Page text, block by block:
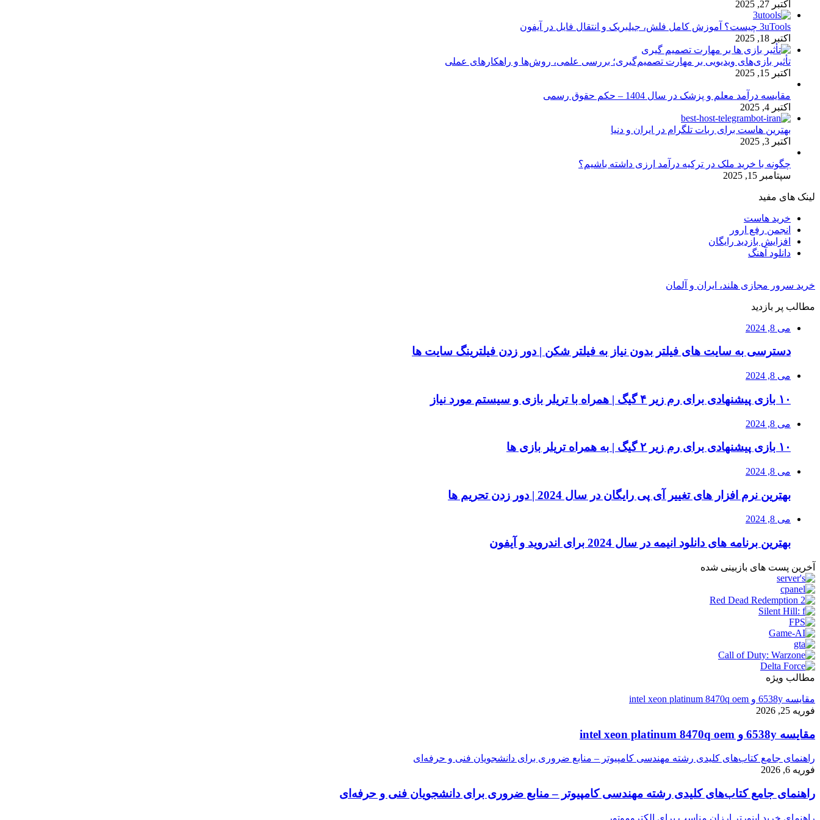
اکتبر 27, 2025
3uTools چیست؟ آموزش کامل فلش، جیلبریک و انتقال فایل در آیفون
اکتبر 18, 2025
تأثیر بازی‌های ویدیویی بر مهارت تصمیم‌گیری؛ بررسی علمی، روش‌ها و راهکارهای عملی
اکتبر 15, 2025
مقایسه درآمد معلم و پزشک در سال 1404 – حکم حقوق رسمی
اکتبر 4, 2025
بهترین هاست برای ربات تلگرام در ایران و دنیا
اکتبر 3, 2025
چگونه با خرید ملک در ترکیه درآمد ارزی داشته باشیم؟
سپتامبر 15, 2025
لینک های مفید
خرید هاست
انجمن رفع ارور
افزایش بازدید رایگان
دانلود آهنگ
خرید سرور مجازی هلند، ایران و آلمان
مطالب پر بازدید
می 8, 2024
دسترسی به سایت های فیلتر بدون نیاز به فیلتر شکن | دور زدن فیلترینگ سایت ها
می 8, 2024
۱۰ بازی پیشنهادی برای رم زیر ۴ گیگ | همراه با تریلر بازی و سیستم مورد نیاز
می 8, 2024
۱۰ بازی پیشنهادی برای رم زیر ۲ گیگ | به همراه تریلر بازی ها
می 8, 2024
بهترین نرم افزار های تغییر آی پی رایگان در سال 2024 | دور زدن تحریم ها
می 8, 2024
بهترین برنامه های دانلود انیمه در سال 2024 برای اندروید و آیفون
آخرین پست های بازبینی شده
مطالب ویژه
مقایسه 6538y و intel xeon platinum 8470q oem
فوریه 25, 2026
مقایسه 6538y و intel xeon platinum 8470q oem
راهنمای جامع کتاب‌های کلیدی رشته مهندسی کامپیوتر – منابع ضروری برای دانشجویان فنی و حرفه‌ای
فوریه 6, 2026
راهنمای جامع کتاب‌های کلیدی رشته مهندسی کامپیوتر – منابع ضروری برای دانشجویان فنی و حرفه‌ای
راهنمای خرید اینورتر ارزان مناسب برای الکتروموتور